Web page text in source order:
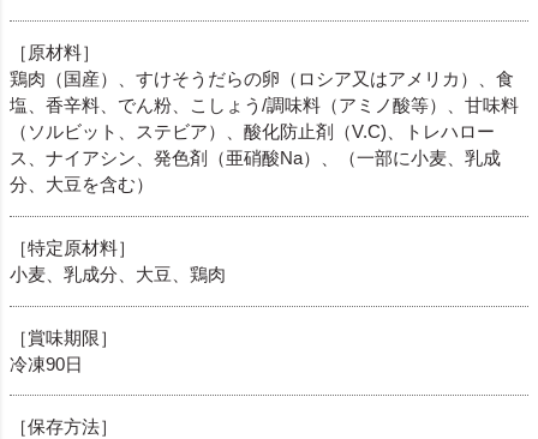
［原材料］
鶏肉（国産）、すけそうだらの卵（ロシア又はアメリカ）、食
塩、香辛料、でん粉、こしょう/調味料（アミノ酸等）、甘味料
（ソルビット、ステビア）、酸化防止剤（V.C)、トレハロー
ス、ナイアシン、発色剤（亜硝酸Na）、（一部に小麦、乳成
分、大豆を含む）
［特定原材料］
小麦、乳成分、大豆、鶏肉
［賞味期限］
冷凍90日
［保存方法］